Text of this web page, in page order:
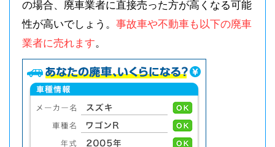
の場合、廃車業者に直接売った方が高くなる可能
性が高いでしょう。 事故車や不動車も以下の廃車
業者に売れます。